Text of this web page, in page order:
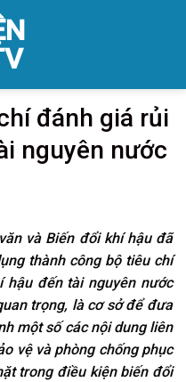
đánh giá rủi
nguyên nước
và Biến đổi khí hậu đã
thành công bộ tiêu chí
đến tài nguyên nước
trọng, là cơ sở để đưa
một số các nội dung liên
vệ và phòng chống phục
trong điều kiện biến đổi